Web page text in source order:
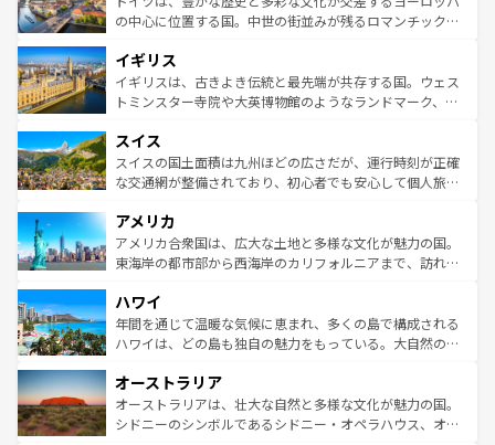
ンテンツ一覧を参照してほしい。
から魅了する。また、フランスは美食の国としても知ら
いる。シャンパンの発祥地であるランス、プロヴァンスの
香り高いラベンダー畑など、多彩な楽しみ方が可能だ。さ
らに、パリ以外の地域にも魅力が溢れており、どの街角に
れる地方に足を運ぶとそれぞれで全く異なる文化を体験で
きるだろう。 なお、新着のフランス情報はコンテンツ一覧
を参照してほしい。
の中心に位置する国。中世の街並みが残るロマンチック街
顔を持つこの国は、どこを歩いても飽きることがない。ベ
ルリンの文化的活気、バイエルン州のアルプスの絶景、そ
してライン川沿いのワイン畑といった風景は必見。ビール
は、お酒好きな人にはぜひ体験してほしい。 なお、新着の
ドイツ情報はコンテンツ一覧を参照してほしい。
イギリス
イギリスは、古きよき伝統と最先端が共存する国。ウェス
トミンスター寺院や大英博物館のようなランドマーク、歴
リアごとに異なる魅力がある。また、優雅なアフタヌーン
ティー、ビール好きにはたまらない英国パブ、サッカー観
戦など、本場だからこそできる体験も豊富。イギリスを旅
ンツ一覧を参照してほしい。
スイス
スイスの国土面積は九州ほどの広さだが、運行時刻が正確
な交通網が整備されており、初心者でも安心して個人旅行
の建物がそのまま残る町や、スイスならではのユニークな
博物館もあり、アルプス観光だけでなく町歩きも満喫する
ことができる。国民の所得が高いため物価も高いが、旅行
ば市内交通費無料で観光を楽しむこともできる。 なお、新
着のスイス情報はコンテンツ一覧 を参照してほしい。
アメリカ
アメリカ合衆国は、広大な土地と多様な文化が魅力の国。
東海岸の都市部から西海岸のカリフォルニアまで、訪れる
のような巨大都市は、観光、ショッピング、エンターテイ
ンメントが詰まった刺激的なスポットだ。一方、アメリカ
西部には大自然が広がり、グランドキャニオンやイエロー
部のニューオーリンズでは、音楽と美食が融合した独特の
文化が魅力。旅行者はアメリカの各地域で異なる魅力を楽
しみながら、その多様性と豊かな歴史を感じることができ
ハワイ
年間を通じて温暖な気候に恵まれ、多くの島で構成される
ハワイは、どの島も独自の魅力をもっている。大自然の神
ワイ島は見逃せない。また、定番の観光地といえばオアフ
島だが、静かな自然を求めるならマウイ島やカウアイ島が
おすすめ。エメラルドグリーンに輝く海をはじめ、豊かな
オーストラリア
オーストラリアは、壮大な自然と多様な文化が魅力の国。
シドニーのシンボルであるシドニー・オペラハウス、オー